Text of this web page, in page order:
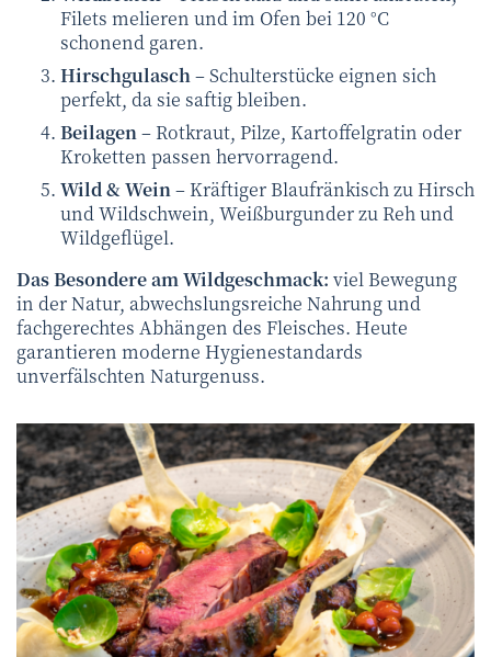
Filets melieren und im Ofen bei 120 °C
schonend garen.
Hirschgulasch– Schulterstücke eignen sich
perfekt, da sie saftig bleiben.
Beilagen– Rotkraut, Pilze, Kartoffelgratin oder
Kroketten passen hervorragend.
Wild & Wein– Kräftiger Blaufränkisch zu Hirsch
und Wildschwein, Weißburgunder zu Reh und
Wildgeflügel.
Das Besondere am Wildgeschmack: viel Bewegung
in der Natur, abwechslungsreiche Nahrung und
fachgerechtes Abhängen des Fleisches. Heute
garantieren moderne Hygienestandards
unverfälschten Naturgenuss.